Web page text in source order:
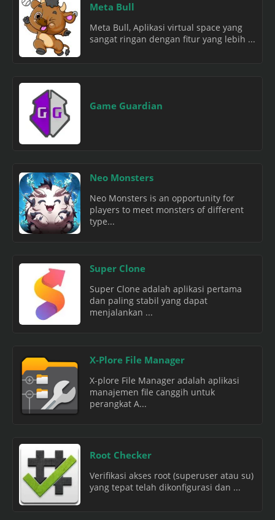
Meta Bull
Meta Bull, Aplikasi virtual space yang
sangat ringan dengan fitur yang lebih ...
Game Guardian
Neo Monsters
Neo Monsters is an opportunity for
players to meet monsters of different
type...
Super Clone
Super Clone adalah aplikasi pertama
dan paling stabil yang dapat
menjalankan ...
X-Plore File Manager
X-plore File Manager adalah aplikasi
manajemen file canggih untuk
perangkat A...
Root Checker
Verifikasi akses root (superuser atau su)
yang tepat telah dikonfigurasi dan ...